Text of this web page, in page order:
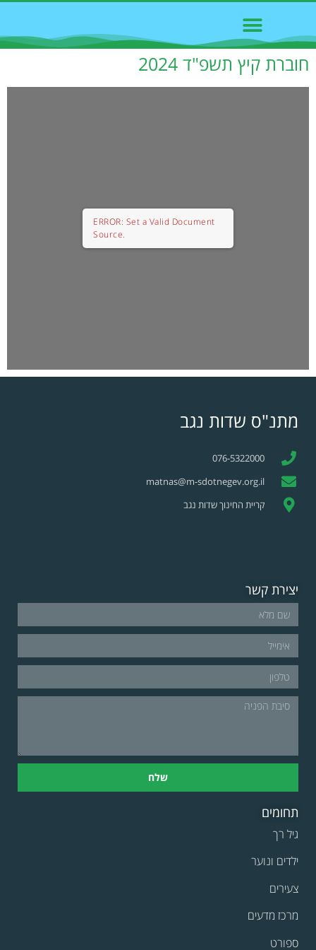
חוברת קיץ תשפ"ד 2024
ERROR: Set a Valid Document
Source.
מתנ"ס שדות נגב
076-5322000
matnas@m-sdotnegev.org.il
קריית החינוך שדות נגב
יצירת קשר
שלח
תחומים
גיל רך
ילדים ונוער
צעירים
מרכז מדעים
ספורט